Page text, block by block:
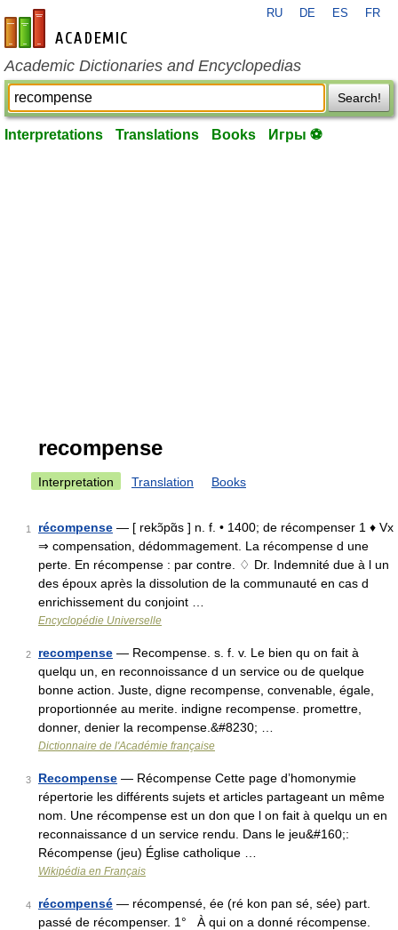
en-academic.com
RU DE ES FR
Academic Dictionaries and Encyclopedias
Search!
Interpretations Translations Books Игры ⚽
recompense
Interpretation Translation Books
1 récompense — [ rekɔ̃pɑ̃s ] n. f. • 1400; de récompenser 1 ♦ Vx
⇒ compensation, dédommagement. La récompense d une
perte. En récompense : par contre. ♢ Dr. Indemnité due à l un
des époux après la dissolution de la communauté en cas d
enrichissement du conjoint …
Encyclopédie Universelle
2 recompense — Recompense. s. f. v. Le bien qu on fait à
quelqu un, en reconnoissance d un service ou de quelque
bonne action. Juste, digne recompense, convenable, égale,
proportionnée au merite. indigne recompense. promettre,
donner, denier la recompense.&#8230; …
Dictionnaire de l'Académie française
3 Recompense — Récompense Cette page d’homonymie
répertorie les différents sujets et articles partageant un même
nom. Une récompense est un don que l on fait à quelqu un en
reconnaissance d un service rendu. Dans le jeu&#160;:
Récompense (jeu) Église catholique …
Wikipédia en Français
4 récompensé — récompensé, ée (ré kon pan sé, sée) part.
passé de récompenser. 1° À qui on a donné récompense.